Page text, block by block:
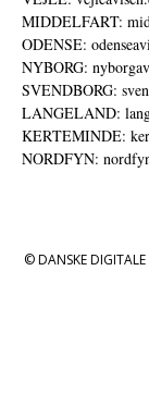
MIDDELFART:
ODENSE:
NYBORG:
SVENDBORG:
LANGELAND:
KERTEMINDE:
NORDFYN:
© DANSKE DIGITALE